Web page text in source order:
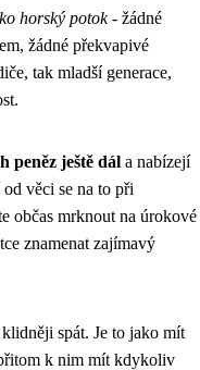
horský potok- žádné
žádné překvapivé
tak mladší generace,
peněz ještě dál a nabízejí
věci se na to při
občas mrknout na úrokové
znamenat zajímavý
spát. Je to jako mít
k nim mít kdykoliv